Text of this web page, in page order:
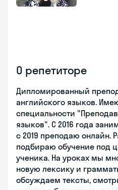
О репетиторе
Дипломированный
английского языков.
специальности
языков". С 2016 года
с 2019 преподаю онлайн.
подбираю обучение под
ученика. На уроках мы
новую лексику и
обсуждаем тексты,